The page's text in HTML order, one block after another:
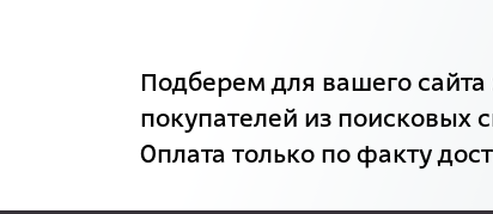
Подберем для вашего
покупателей из поисковых
Оплата только по факту